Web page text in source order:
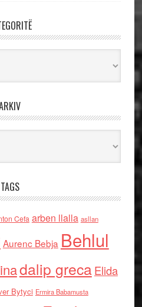
TAGS
Cefa arben llalla asllan
Aurenc Bebja Behlul
dalip grecaElida
Bytyci Ermira Babamusta